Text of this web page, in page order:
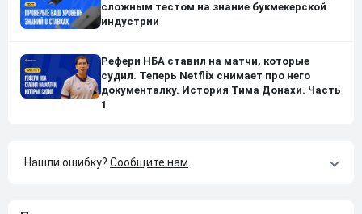
сложным тестом на знание букмекерской
индустрии
Рефери НБА ставил на матчи, которые
судил. Теперь Netflix снимает про него
документалку. История Тима Донахи. Часть
1
Нашли ошибку? Сообщите нам